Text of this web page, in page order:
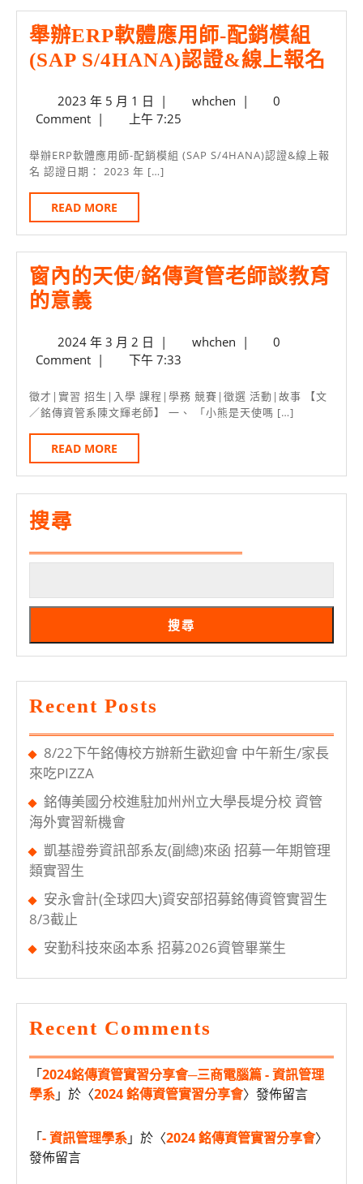
說
明
會
舉辦ERP軟體應用師-配銷模組
(SAP S/4HANA)認證&線上報名
體
師-
配
銷
認
線
上
2023 年 5 月 1 日 2023
年
月
1
| whchenwhchen
|
0
Comment | 上午 7:25
舉辦ERP軟體應用師-配銷模組 (SAP S/4HANA)認證&線上報
名 認證日期： 2023 年 […]
READ MORE
MORE
窗內的天使/銘傳資管老師談教育
的意義
的
天
使/
銘
傳
資
管
談
的
2024 年 3 月 2 日 2024
年
月
2
| whchenwhchen
|
0
Comment | 下午 7:33
徵才|實習 招生|入學 課程|學務 競賽|徵選 活動|故事 【文
／銘傳資管系陳文輝老師】 一、 「小熊是天使嗎 […]
READ MORE
MORE
搜尋
搜尋
Recent Posts
8/22下午銘傳校方辦新生歡迎會 中午新生/家長
來吃PIZZA
銘傳美國分校進駐加州州立大學長堤分校 資管
海外實習新機會
凱基證劵資訊部系友(副總)來函 招募一年期管理
類實習生
安永會計(全球四大)資安部招募銘傳資管實習生
8/3截止
安勤科技來函本系 招募2026資管畢業生
Recent Comments
「2024銘傳資管實習分享會─三商電腦篇 - 資訊管理
學系」於〈2024 銘傳資管實習分享會〉發佈留言
「- 資訊管理學系」於〈2024 銘傳資管實習分享會〉
發佈留言